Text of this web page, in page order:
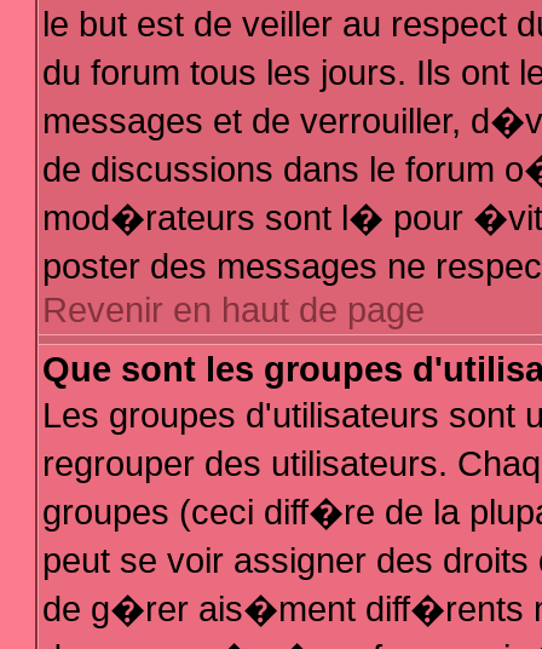
le but est de veiller au respect
du forum tous les jours. Ils ont
messages et de verrouiller,
de discussions dans le forum
mod�rateurs sont l� pour
poster des messages ne
Revenir en haut de page
Que sont les groupes
Les groupes d'utilisateurs sont
regrouper des utilisateurs.
groupes (ceci diff�re de la
peut se voir assigner des
de g�rer ais�ment diff�rents